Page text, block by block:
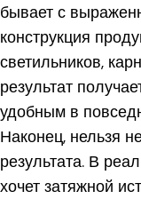
бывает с
конструкция
светильников,
результат
удобным в
Наконец, нельзя
результата. В
хочет затяжной